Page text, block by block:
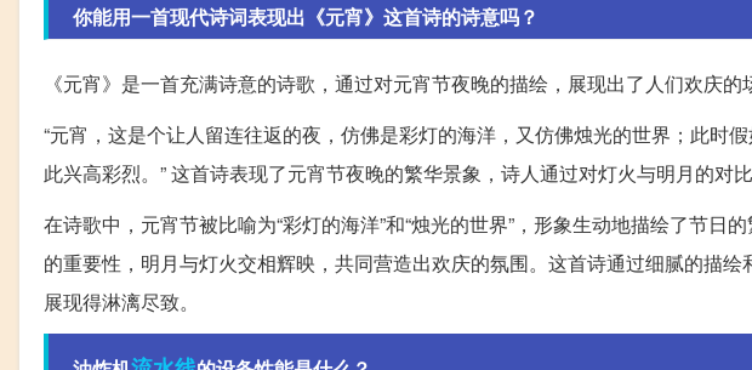
你能用一首现代诗词表现出《元宵》这首诗的诗意吗？
《元宵》是一首充满诗意的诗歌，通过对元宵节夜晚的描绘，展现出了人们欢庆的
“元宵，这是个让人留连往返的夜，仿佛是彩灯的海洋，又仿佛烛光的世界；此时
此兴高彩烈。” 这首诗表现了元宵节夜晚的繁华景象，诗人通过对灯火与明月的对
在诗歌中，元宵节被比喻为“彩灯的海洋”和“烛光的世界”，形象生动地描绘了节日
的重要性，明月与灯火交相辉映，共同营造出欢庆的氛围。这首诗通过细腻的描
展现得淋漓尽致。